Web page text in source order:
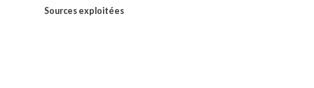
Sources exploitées